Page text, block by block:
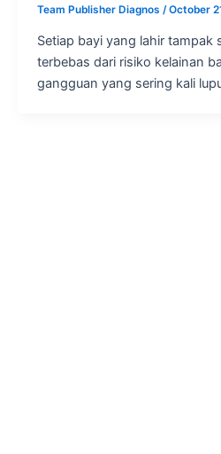
Team Publisher Diagnos /October
Setiap bayi yang lahir tampak
terbebas dari risiko kelainan
gangguan yang sering kali